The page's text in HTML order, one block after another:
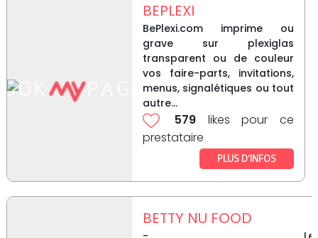
BEPLEXI
BePlexi.com imprime ou
grave sur plexiglas
transparent ou de couleur
vos faire-parts, invitations,
menus, signalétiques ou tout
autre...
579 likes pour ce
prestataire
PLUS D’INFOS
BETTY NU FOOD